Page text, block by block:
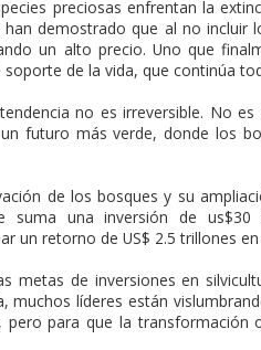
preciosas enfrentan la
demostrado que al no incluir
un alto precio. Uno que
soporte de la vida, que continúa
no es irreversible. No
futuro más verde, donde los
de los bosques y su
suma una inversión de
un retorno de US$ 2.5 trillones
metas de inversiones en
muchos líderes están
pero para que la transformación